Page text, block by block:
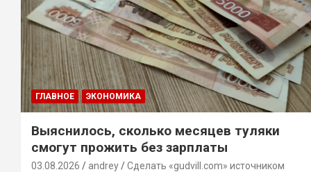
ГЛАВНОЕ ЭКОНОМИКА
Выяснилось, сколько месяцев туляки
смогут прожить без зарплаты
03.08.2026 andrey
Сделать «gudvill.com» источником